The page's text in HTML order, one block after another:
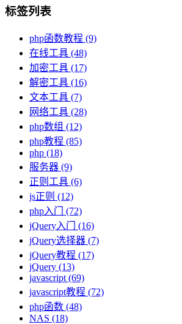
标签列表
php函数教程 (9)
在线工具 (48)
加密工具 (17)
解密工具 (16)
文本工具 (7)
网络工具 (28)
php数组 (12)
php教程 (85)
php (18)
服务器 (9)
正则工具 (6)
js正则 (12)
php入门
(72)
jQuery入门
(16)
jQuery选择器 (7)
jQuery教程 (17)
jQuery (13)
javascript (69)
javascript教程 (72)
php函数 (48)
NAS (18)